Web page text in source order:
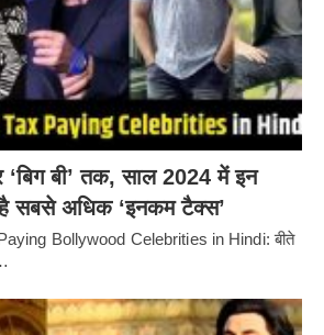
बी’ तक, साल 2024 में इन
सबसे अधिक ‘इनकम टैक्स’
Bollywood Celebrities in Hindi: बीते